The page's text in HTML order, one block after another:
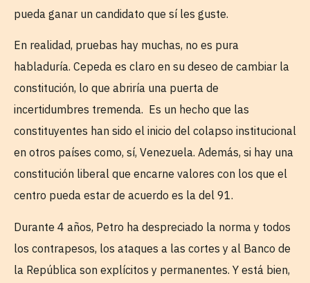
pueda ganar un candidato que sí les guste.
En realidad, pruebas hay muchas, no es pura
habladuría. Cepeda es claro en su deseo de cambiar la
constitución, lo que abriría una puerta de
incertidumbres tremenda. Es un hecho que las
constituyentes han sido el inicio del colapso institucional
en otros países como, sí, Venezuela. Además, si hay una
constitución liberal que encarne valores con los que el
centro pueda estar de acuerdo es la del 91.
Durante 4 años, Petro ha despreciado la norma y todos
los contrapesos, los ataques a las cortes y al Banco de
la República son explícitos y permanentes. Y está bien,